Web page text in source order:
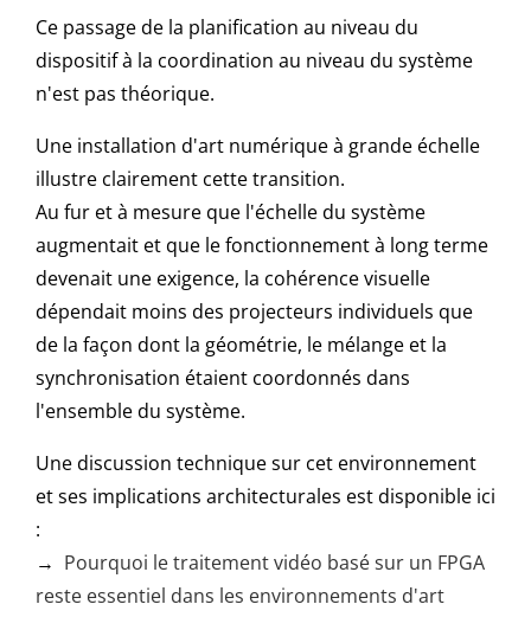
Ce passage de la planification au niveau du
dispositif à la coordination au niveau du système
n'est pas théorique.
Une installation d'art numérique à grande échelle
illustre clairement cette transition.
Au fur et à mesure que l'échelle du système
augmentait et que le fonctionnement à long terme
devenait une exigence, la cohérence visuelle
dépendait moins des projecteurs individuels que
de la façon dont la géométrie, le mélange et la
synchronisation étaient coordonnés dans
l'ensemble du système.
Une discussion technique sur cet environnement
et ses implications architecturales est disponible ici
:
→ Pourquoi le traitement vidéo basé sur un FPGA
reste essentiel dans les environnements d'art